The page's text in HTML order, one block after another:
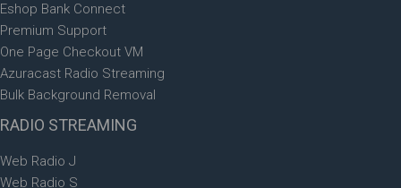
Eshop Bank Connect
Premium Support
One Page Checkout VM
Azuracast Radio Streaming
Bulk Background Removal
RADIO STREAMING
Web Radio J
Web Radio S